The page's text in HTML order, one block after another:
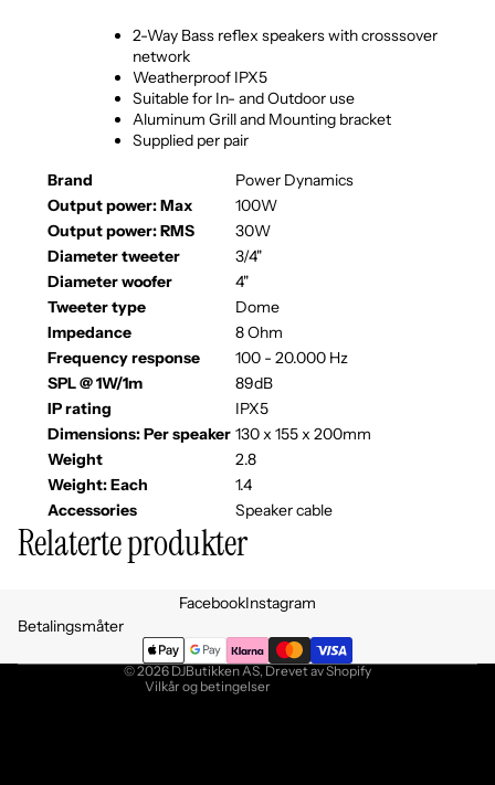
2-Way Bass reflex speakers with crosssover
network
Weatherproof IPX5
Suitable for In- and Outdoor use
Aluminum Grill and Mounting bracket
Supplied per pair
Brand
Power Dynamics
Output power: Max
100W
Output power: RMS
30W
Diameter tweeter
3/4"
Diameter woofer
4"
Tweeter type
Dome
Impedance
8 Ohm
Frequency response
100 - 20.000 Hz
SPL @ 1W/1m
89dB
IP rating
IPX5
Dimensions: Per speaker 130 x 155 x 200mm
Weight
2.8
Weight: Each
1.4
Accessories
Speaker cable
Relaterte produkter
FacebookInstagram
Betalingsmåter
© 2026 DJButikken AS, Drevet av Shopify
Vilkår og betingelser
Retningslinjer for angrerett